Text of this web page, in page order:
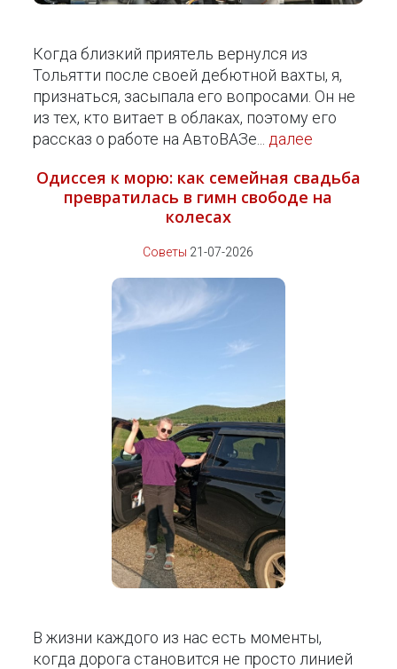
Когда близкий приятель вернулся из
Тольятти после своей дебютной вахты, я,
признаться, засыпала его вопросами. Он не
из тех, кто витает в облаках, поэтому его
рассказ о работе на АвтоВАЗе... далее
Одиссея к морю: как семейная свадьба
превратилась в гимн свободе на
колесах
Советы 21-07-2026
В жизни каждого из нас есть моменты,
когда дорога становится не просто линией